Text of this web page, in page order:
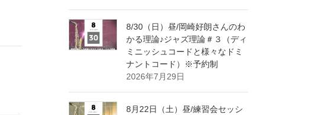
8/30（日）昼/岡崎好朗さんのわ
かる理論♪ジャズ理論＃３（ディ
ミニッシュコードと様々なドミ
ナントコード）※予約制
2026年7月29日
8月22日（土）昼/練習会セッシ